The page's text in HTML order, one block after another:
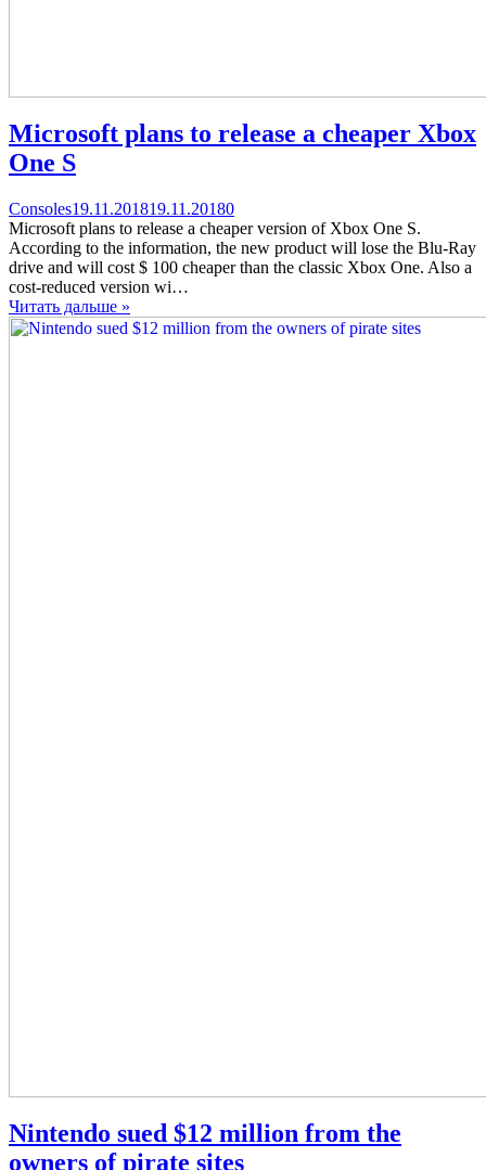
Microsoft plans to release a cheaper Xbox
One S
Categories
ConsolesPosted
on
19.11.201819.11.20180comments
on
Microsoft
plans
a
Microsoft plans to release a cheaper version of Xbox One S.
According to the information, the new product will lose the Blu-Ray
drive and will cost $ 100 cheaper than the classic Xbox One. Also a
cost-reduced version wi…
Читать дальше »
Nintendo sued $12 million from the
owners of pirate sites